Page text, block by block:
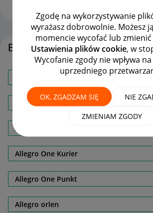
Zgodę na wykorzystywanie
wyrażasz dobrowolnie. Możesz
momencie wycofać lub zmienić
Ustawienia plików cookie, w
Wycofanie zgody nie wpływa
uprzedniego
OK, ZGADZAM SIĘ NIE
ZMIENIAM ZGODY
1ODPOWIEDŹ 120 WYŚWIETLEŃ
Etykiety
Allegro Delivery
Allegro One Box
Allegro One Kurier
Allegro One Punkt
Allegro orlen